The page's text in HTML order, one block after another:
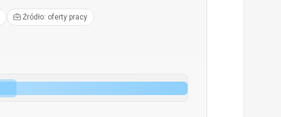
Źródło: oferty pracy